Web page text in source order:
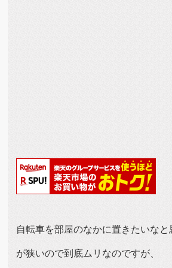
自転車を部屋のなかに置きたいな
が狭いので到底ムリなのですが、